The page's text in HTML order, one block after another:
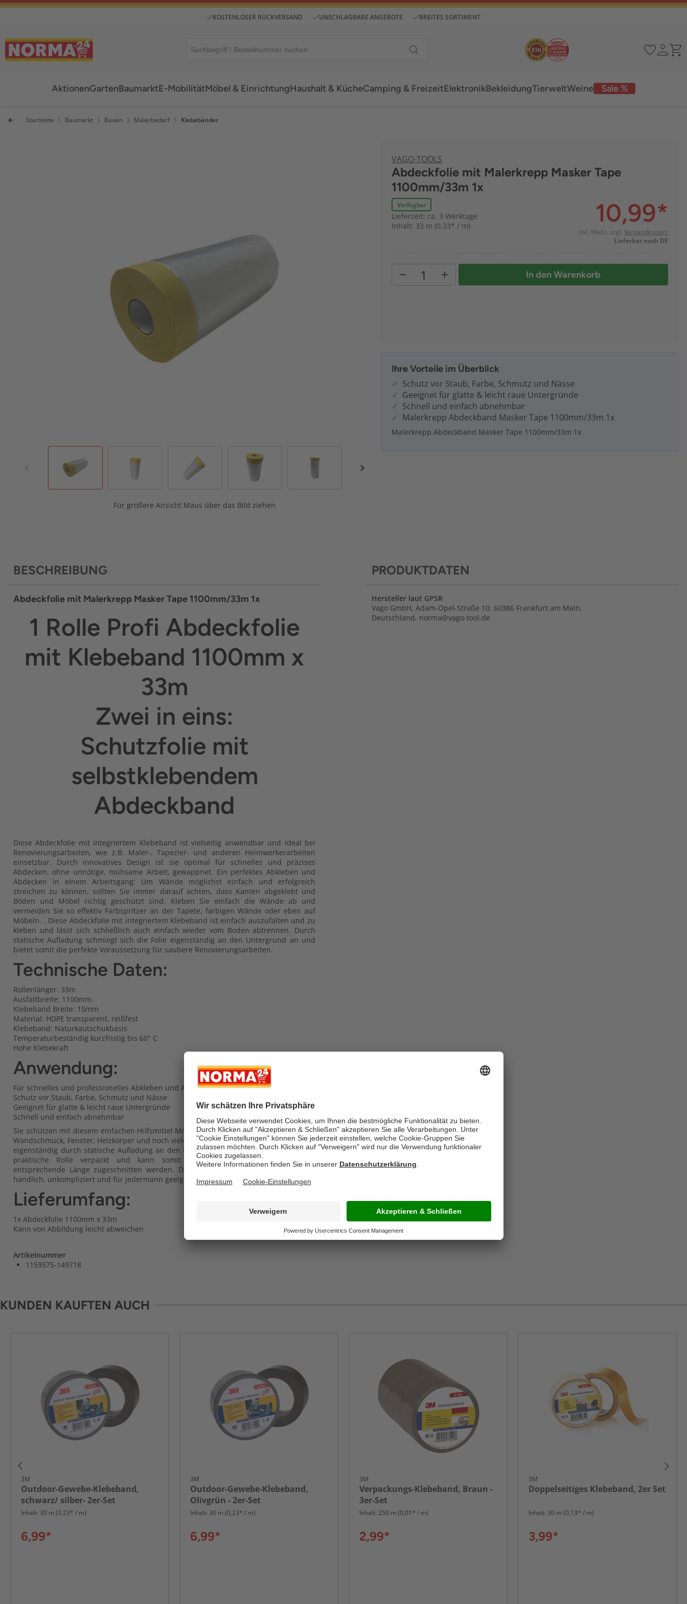
KOSTENLOSER RÜCKVERSAND UNSCHLAGBARE ANGEBOTE BREITES SORTIMENT
AktionenGartenBaumarktE-MobilitätMöbel & EinrichtungHaushalt & KücheCamping & Freizeit Sale %
ElektronikBekleidungTierweltWeine
Startseite Baumarkt Bauen Malerbedarf Klebebänder
Für größere Ansicht Maus über das Bild ziehen
VAGO-TOOLS
Abdeckfolie mit Malerkrepp Masker Tape
1100mm/33m 1x
Verfügbar
Lieferzeit: ca. 3 Werktage
Inhalt: 33 m (0,33* / m)
10,99*
inkl. MwSt. zzgl. Versandkosten:
Lieferbar nach DE
In den Warenkorb
Ihre Vorteile im Überblick
Schutz vor Staub, Farbe, Schmutz und Nässe
Geeignet für glatte & leicht raue Untergründe
Schnell und einfach abnehmbar
Malerkrepp Abdeckband Masker Tape 1100mm/33m 1x
Malerkrepp Abdeckband Masker Tape 1100mm/33m 1x
BESCHREIBUNG
Abdeckfolie mit Malerkrepp Masker Tape 1100mm/33m 1x
1 Rolle Profi Abdeckfolie
mit Klebeband 1100mm x
33m
Zwei in eins:
Schutzfolie mit
selbstklebendem
Abdeckband
Diese Abdeckfolie mit integriertem Klebeband ist vielseitig anwendbar und ideal bei
Renovierungsarbeiten, wie z.B. Maler-, Tapezier- und anderen Heimwerkerarbeiten
einsetzbar. Durch innovatives Design ist sie optimal für schnelles und präzises
Abdecken, ohne unnötige, mühsame Arbeit, gewappnet. Ein perfektes Abkleben und
Abdecken in einem Arbeitsgang: Um Wände möglichst einfach und erfolgreich
streichen zu können, sollten Sie immer darauf achten, dass Kanten abgeklebt und
Böden und Möbel richtig geschützt sind. Kleben Sie einfach die Wände ab und
vermeiden Sie so effektiv Farbspritzer an der Tapete, farbigen Wände oder eben auf
Möbeln. . Diese Abdeckfolie mit integriertem Klebeband ist einfach auszufalten und zu
kleben und lässt sich schließlich auch einfach wieder vom Boden abtrennen. Durch
statische Aufladung schmiegt sich die Folie eigenständig an den Untergrund an und
bietet somit die perfekte Voraussetzung für saubere Renovierungsarbeiten.
Technische Daten:
Rollenlänger: 33m
Ausfaltbreite: 1100mm
Klebeband Breite: 15mm
Material: HDPE transparent, reißfest
Klebeband: Naturkautschukbasis
Temperaturbeständig kurzfristig bis 60° C
Hohe Klebekraft
Anwendung:
Für schnelles und professionelles Abkleben und Abdecken im Innenbereich
Schutz vor Staub, Farbe, Schmutz und Nässe
Geeignet für glatte & leicht raue Untergründe
Schnell und einfach abnehmbar
Sie schützen mit diesem einfachen Hilfsmittel Möbel und Einrichtung, Pflanzen, Bilder,
Wandschmuck, Fenster, Heizkörper und noch vieles mehr. Dabei schmiegt sich die Folie
eigenständig durch statische Aufladung an den Untergrund an. Die Schutzfolie ist als
praktische Rolle verpackt und kann somit einfach aufgefaltet und auf die
entsprechende Länge zugeschnitten werden. Die Handhabung ist demensprechend
handlich, unkompliziert und für jedermann geeignet.
Lieferumfang:
1x Abdeckfolie 1100mm x 33m
Kann von Abbildung leicht abweichen
Artikelnummer
1159575-149718
PRODUKTDATEN
Hersteller laut GPSR
Vago GmbH, Adam-Opel-Straße 10, 60386 Frankfurt am Main,
Deutschland, norma@vago-tool.de
KUNDEN KAUFTEN AUCH
3M
Outdoor-Gewebe-Klebeband,
schwarz/ silber- 2er-Set
Inhalt: 30 m (0,23* / m)
6,99*
3M
Outdoor-Gewebe-Klebeband,
Olivgrün - 2er-Set
Inhalt: 30 m (0,23* / m)
6,99*
3M
Verpackungs-Klebeband, Braun -
3er-Set
Inhalt: 250 m (0,01* / m)
2,99*
3M
Doppelseitiges Klebeband, 2er Set
Inhalt: 30 m (0,13* / m)
3,99*